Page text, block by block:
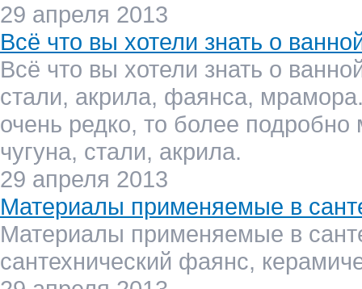
29 апреля 2013
Всё что вы хотели знать о
Всё что вы хотели знать о
стали, акрила, фаянса,
очень редко, то более
чугуна, стали, акрила.
29 апреля 2013
Материалы применяемые в
Материалы применяемые в
сантехнический фаянс,